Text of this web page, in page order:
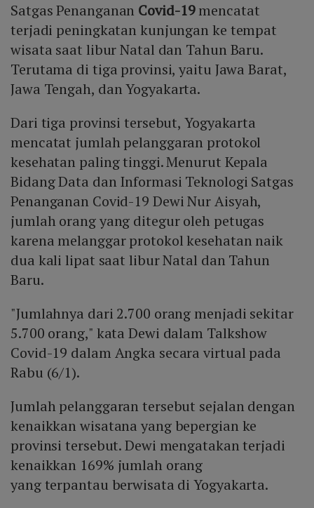
Satgas Penanganan Covid-19mencatat
terjadi peningkatan kunjungan ke tempat
wisata saat libur Natal dan Tahun Baru.
Terutama di tiga provinsi, yaitu Jawa Barat,
Jawa Tengah, dan Yogyakarta.
Dari tiga provinsi tersebut, Yogyakarta
mencatat jumlah pelanggaran protokol
kesehatan paling tinggi. Menurut Kepala
Bidang Data dan Informasi Teknologi Satgas
Penanganan Covid-19 Dewi Nur Aisyah,
jumlah orang yang ditegur oleh petugas
karena melanggar protokol kesehatan naik
dua kali lipat saat libur Natal dan Tahun
Baru.
"Jumlahnya dari 2.700 orang menjadi sekitar
5.700 orang," kata Dewi dalam Talkshow
Covid-19 dalam Angka secara virtual pada
Rabu (6/1).
Jumlah pelanggaran tersebut sejalan dengan
kenaikkan wisatana yang bepergian ke
provinsi tersebut. Dewi mengatakan terjadi
kenaikkan 169% jumlah orang
yang terpantau berwisata di Yogyakarta.